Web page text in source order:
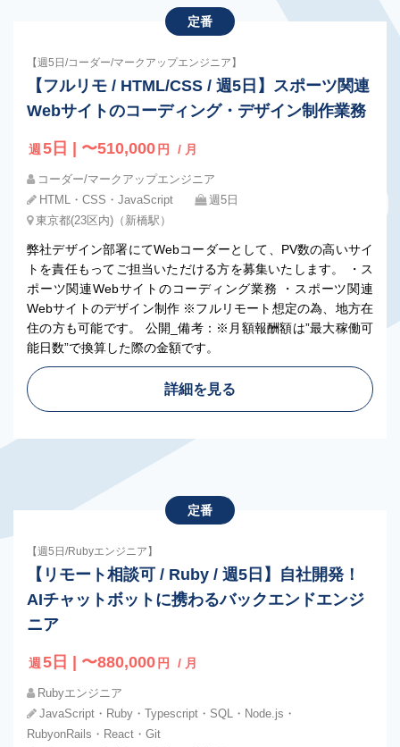
定番
【週5日/コーダー/マークアップエンジニア】
【フルリモ / HTML/CSS / 週5日】スポーツ関連
Webサイトのコーディング・デザイン制作業務
週 5日 | 〜510,000 円 / 月
コーダー/マークアップエンジニア
HTML・CSS・JavaScript
週5日
東京都(23区内)（新橋駅）
弊社デザイン部署にてWebコーダーとして、PV数の高いサイ
トを責任もってご担当いただける方を募集いたします。 ・ス
ポーツ関連Webサイトのコーディング業務 ・スポーツ関連
Webサイトのデザイン制作 ※フルリモート想定の為、地方在
住の方も可能です。 公開_備考：※月額報酬額は”最大稼働可
能日数”で換算した際の金額です。
詳細を見る
定番
【週5日/Rubyエンジニア】
【リモート相談可 / Ruby / 週5日】自社開発！
AIチャットボットに携わるバックエンドエンジ
ニア
週 5日 | 〜880,000 円 / 月
Rubyエンジニア
JavaScript・Ruby・Typescript・SQL・Node.js・
RubyonRails・React・Git